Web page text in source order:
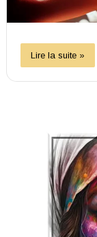
Lire la suite »